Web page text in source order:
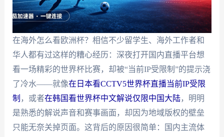
在海外怎么看欧洲杯？相信不少留学生、海外工作者和
华人都有过这样的糟心经历：深夜打开国内直播平台想
看一场精彩的世界杯比赛，却被“当前IP受限制”的提示浇
了冷水——就像在日本看CCTV5世界杯直播当前IP受限
制 ，或者在韩国看世界杯中文解说仅限中国大陆，明明
是熟悉的解说声音和赛事画面，却因为地域版权的壁垒
只能无奈关掉页面。这背后的原因很简单：国内主流体